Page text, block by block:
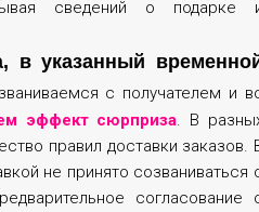
сведений о подарке
в указанный
с получателем и
эффект сюрприза. В
правил доставки заказов.
не принято созваниваться
согласование